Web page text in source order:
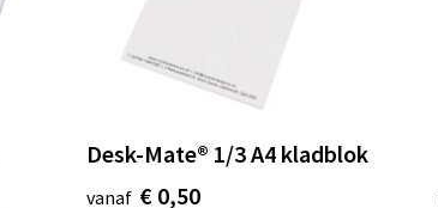
Desk-Mate® 1/3 A4 kladblok
vanaf € 0,50